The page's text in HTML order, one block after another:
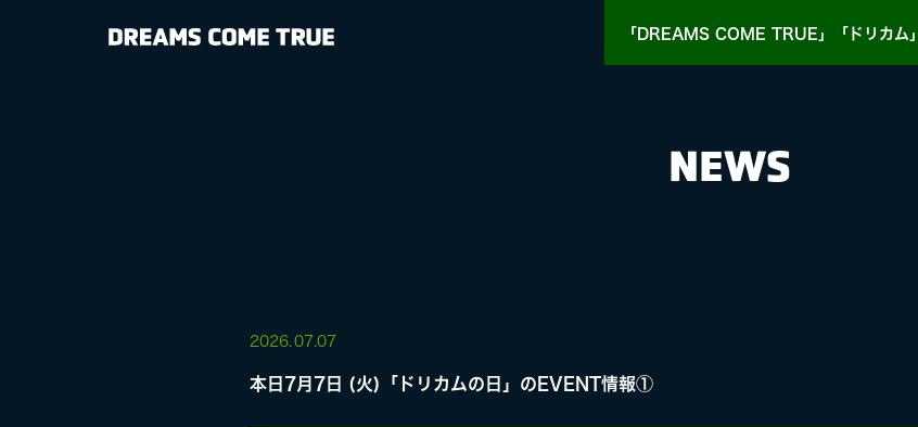
「DREAMS COME TRUE」「ドリカム」
LIVE
NEWS
2026. 07.07
本日7月7日 (火)「ドリカムの日」のEVENT情報①